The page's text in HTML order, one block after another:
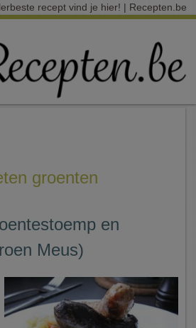
recept vind je hier! | Recepten.be
groenten
en
Meus)